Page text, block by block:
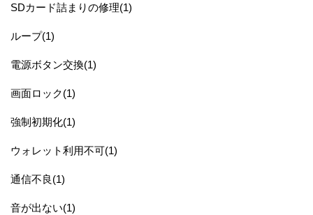
SDカード詰まりの修理(1)
ループ(1)
電源ボタン交換(1)
画面ロック(1)
強制初期化(1)
ウォレット利用不可(1)
通信不良(1)
音が出ない(1)